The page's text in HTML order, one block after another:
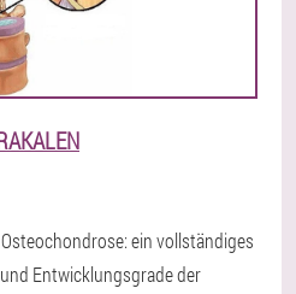
ein vollständiges
Entwicklungsgrade der